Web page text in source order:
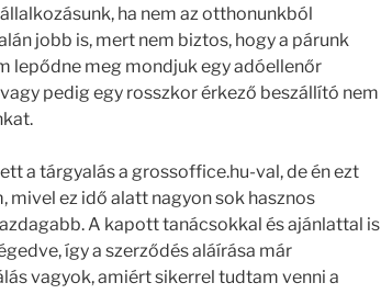
ha nem az otthonunkból
jobb is, mert nem biztos, hogy a párunk
lepődne meg mondjuk egy adóellenőr
pedig egy rosszkor érkező beszállító nem
a tárgyalás a grossoffice.hu-val, de én ezt
mivel ez idő alatt nagyon sok hasznos
A kapott tanácsokkal és ajánlattal is
így a szerződés aláírása már
vagyok, amiért sikerrel tudtam venni a